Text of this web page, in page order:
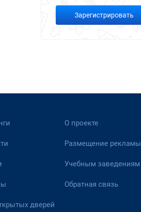
Зарегистрировать
дверей
О проекте
Размещение рекламы
Учебным заведениям
Обратная связь